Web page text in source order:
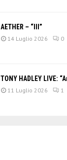
AETHER – “III”
14 Luglio 2026 0
TONY HADLEY LIVE:
11 Luglio 2026 1